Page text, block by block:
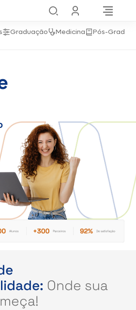
Graduação Medicina Pós-
Onde sua